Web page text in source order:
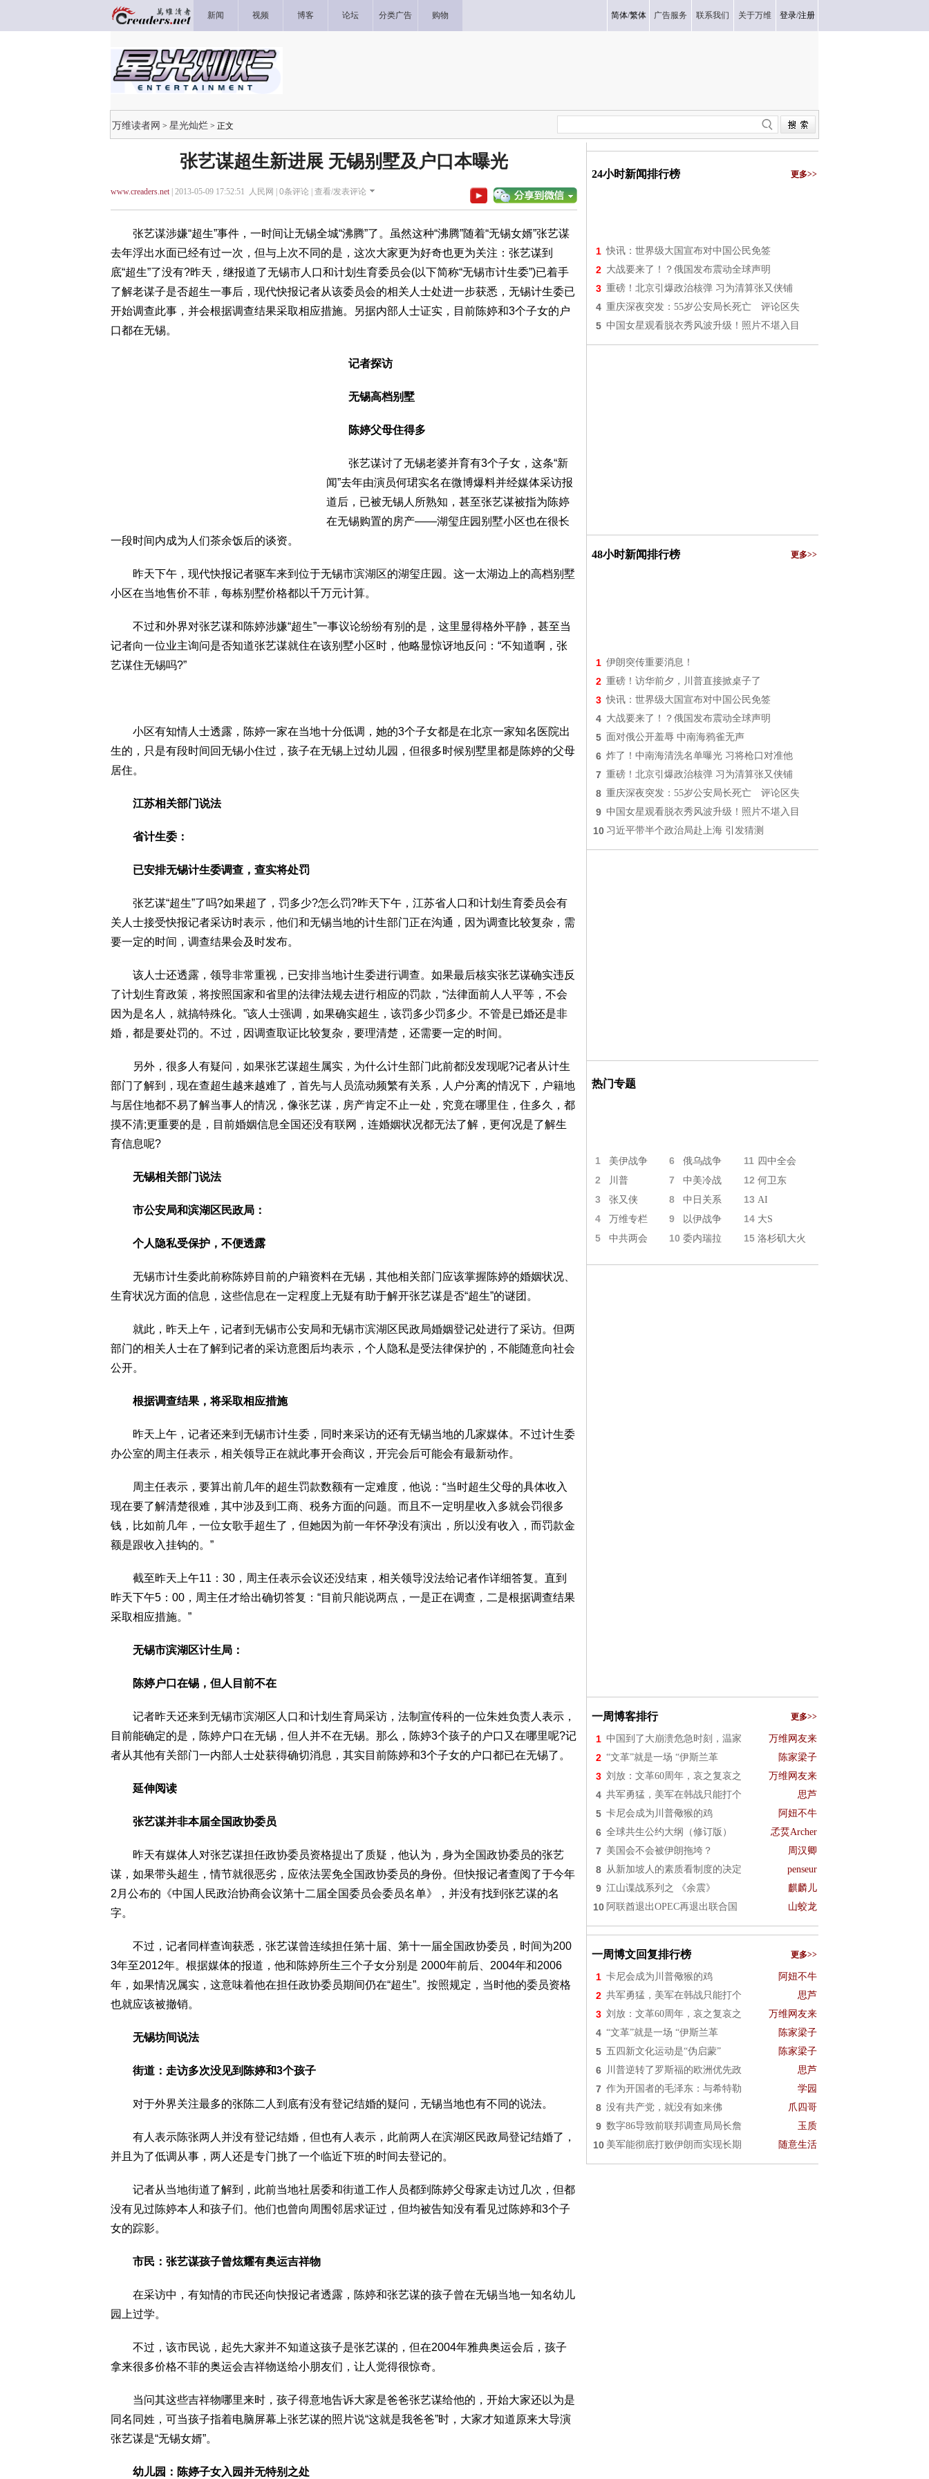
新闻 视频 博客 论坛 分类广告 购物 简体/繁体 广告服务 联系我们 关于万维 登录/注册
万维读者网 > 星光灿烂 > 正文
张艺谋超生新进展 无锡别墅及户口本曝光
www.creaders.net| 2013-05-09 17:52:51 人民网 | 0条评论 | 查看/发表评论
张艺谋涉嫌“超生”事件，一时间让无锡全城“沸腾”了。虽然这种“沸腾”随着“无锡女婿”张艺谋
去年浮出水面已经有过一次，但与上次不同的是，这次大家更为好奇也更为关注：张艺谋到
底“超生”了没有?昨天，继报道了无锡市人口和计划生育委员会(以下简称“无锡市计生委”)已着手
了解老谋子是否超生一事后，现代快报记者从该委员会的相关人士处进一步获悉，无锡计生委已
开始调查此事，并会根据调查结果采取相应措施。另据内部人士证实，目前陈婷和3个子女的户
口都在无锡。
记者探访
无锡高档别墅
陈婷父母住得多
张艺谋讨了无锡老婆并育有3个子女，这条“新
闻”去年由演员何珺实名在微博爆料并经媒体采访报
道后，已被无锡人所熟知，甚至张艺谋被指为陈婷
在无锡购置的房产——湖玺庄园别墅小区也在很长
一段时间内成为人们茶余饭后的谈资。
昨天下午，现代快报记者驱车来到位于无锡市滨湖区的湖玺庄园。这一太湖边上的高档别墅
小区在当地售价不菲，每栋别墅价格都以千万元计算。
不过和外界对张艺谋和陈婷涉嫌“超生”一事议论纷纷有别的是，这里显得格外平静，甚至当
记者向一位业主询问是否知道张艺谋就住在该别墅小区时，他略显惊讶地反问：“不知道啊，张
艺谋住无锡吗?”
小区有知情人士透露，陈婷一家在当地十分低调，她的3个子女都是在北京一家知名医院出
生的，只是有段时间回无锡小住过，孩子在无锡上过幼儿园，但很多时候别墅里都是陈婷的父母
居住。
江苏相关部门说法
省计生委：
已安排无锡计生委调查，查实将处罚
张艺谋“超生”了吗?如果超了，罚多少?怎么罚?昨天下午，江苏省人口和计划生育委员会有
关人士接受快报记者采访时表示，他们和无锡当地的计生部门正在沟通，因为调查比较复杂，需
要一定的时间，调查结果会及时发布。
该人士还透露，领导非常重视，已安排当地计生委进行调查。如果最后核实张艺谋确实违反
了计划生育政策，将按照国家和省里的法律法规去进行相应的罚款，“法律面前人人平等，不会
因为是名人，就搞特殊化。”该人士强调，如果确实超生，该罚多少罚多少。不管是已婚还是非
婚，都是要处罚的。不过，因调查取证比较复杂，要理清楚，还需要一定的时间。
另外，很多人有疑问，如果张艺谋超生属实，为什么计生部门此前都没发现呢?记者从计生
部门了解到，现在查超生越来越难了，首先与人员流动频繁有关系，人户分离的情况下，户籍地
与居住地都不易了解当事人的情况，像张艺谋，房产肯定不止一处，究竟在哪里住，住多久，都
摸不清;更重要的是，目前婚姻信息全国还没有联网，连婚姻状况都无法了解，更何况是了解生
育信息呢?
无锡相关部门说法
市公安局和滨湖区民政局：
个人隐私受保护，不便透露
无锡市计生委此前称陈婷目前的户籍资料在无锡，其他相关部门应该掌握陈婷的婚姻状况、
生育状况方面的信息，这些信息在一定程度上无疑有助于解开张艺谋是否“超生”的谜团。
就此，昨天上午，记者到无锡市公安局和无锡市滨湖区民政局婚姻登记处进行了采访。但两
部门的相关人士在了解到记者的采访意图后均表示，个人隐私是受法律保护的，不能随意向社会
公开。
根据调查结果，将采取相应措施
昨天上午，记者还来到无锡市计生委，同时来采访的还有无锡当地的几家媒体。不过计生委
办公室的周主任表示，相关领导正在就此事开会商议，开完会后可能会有最新动作。
周主任表示，要算出前几年的超生罚款数额有一定难度，他说：“当时超生父母的具体收入
现在要了解清楚很难，其中涉及到工商、税务方面的问题。而且不一定明星收入多就会罚很多
钱，比如前几年，一位女歌手超生了，但她因为前一年怀孕没有演出，所以没有收入，而罚款金
额是跟收入挂钩的。”
截至昨天上午11：30，周主任表示会议还没结束，相关领导没法给记者作详细答复。直到
昨天下午5：00，周主任才给出确切答复：“目前只能说两点，一是正在调查，二是根据调查结果
采取相应措施。”
无锡市滨湖区计生局：
陈婷户口在锡，但人目前不在
记者昨天还来到无锡市滨湖区人口和计划生育局采访，法制宣传科的一位朱姓负责人表示，
目前能确定的是，陈婷户口在无锡，但人并不在无锡。那么，陈婷3个孩子的户口又在哪里呢?记
者从其他有关部门一内部人士处获得确切消息，其实目前陈婷和3个子女的户口都已在无锡了。
延伸阅读
张艺谋并非本届全国政协委员
昨天有媒体人对张艺谋担任政协委员资格提出了质疑，他认为，身为全国政协委员的张艺
谋，如果带头超生，情节就很恶劣，应依法罢免全国政协委员的身份。但快报记者查阅了于今年
2月公布的《中国人民政治协商会议第十二届全国委员会委员名单》，并没有找到张艺谋的名
字。
不过，记者同样查询获悉，张艺谋曾连续担任第十届、第十一届全国政协委员，时间为200
3年至2012年。根据媒体的报道，他和陈婷所生三个子女分别是 2000年前后、2004年和2006
年，如果情况属实，这意味着他在担任政协委员期间仍在“超生”。按照规定，当时他的委员资格
也就应该被撤销。
无锡坊间说法
街道：走访多次没见到陈婷和3个孩子
对于外界关注最多的张陈二人到底有没有登记结婚的疑问，无锡当地也有不同的说法。
有人表示陈张两人并没有登记结婚，但也有人表示，此前两人在滨湖区民政局登记结婚了，
并且为了低调从事，两人还是专门挑了一个临近下班的时间去登记的。
记者从当地街道了解到，此前当地社居委和街道工作人员都到陈婷父母家走访过几次，但都
没有见过陈婷本人和孩子们。他们也曾向周围邻居求证过，但均被告知没有看见过陈婷和3个子
女的踪影。
市民：张艺谋孩子曾炫耀有奥运吉祥物
在采访中，有知情的市民还向快报记者透露，陈婷和张艺谋的孩子曾在无锡当地一知名幼儿
园上过学。
不过，该市民说，起先大家并不知道这孩子是张艺谋的，但在2004年雅典奥运会后，孩子
拿来很多价格不菲的奥运会吉祥物送给小朋友们，让人觉得很惊奇。
当问其这些吉祥物哪里来时，孩子得意地告诉大家是爸爸张艺谋给他的，开始大家还以为是
同名同姓，可当孩子指着电脑屏幕上张艺谋的照片说“这就是我爸爸”时，大家才知道原来大导演
张艺谋是“无锡女婿”。
幼儿园：陈婷子女入园并无特别之处
24小时新闻排行榜 更多>>
1 快讯：世界级大国宣布对中国公民免签
2 大战要来了！？俄国发布震动全球声明
3 重磅！北京引爆政治核弹 习为清算张又侠铺
4 重庆深夜突发：55岁公安局长死亡 评论区失
5 中国女星观看脱衣秀风波升级！照片不堪入目
48小时新闻排行榜 更多>>
1 伊朗突传重要消息！
2 重磅！访华前夕，川普直接掀桌子了
3 快讯：世界级大国宣布对中国公民免签
4 大战要来了！？俄国发布震动全球声明
5 面对俄公开羞辱 中南海鸦雀无声
6 炸了！中南海清洗名单曝光 习将枪口对准他
7 重磅！北京引爆政治核弹 习为清算张又侠铺
8 重庆深夜突发：55岁公安局长死亡 评论区失
9 中国女星观看脱衣秀风波升级！照片不堪入目
10 习近平带半个政治局赴上海 引发猜测
热门专题
1 美伊战争 6 俄乌战争 11 四中全会
2 川普 7 中美冷战 12 何卫东
3 张又侠 8 中日关系 13 AI
4 万维专栏 9 以伊战争 14 大S
5 中共两会 10 委内瑞拉 15 洛杉矶大火
一周博客排行 更多>>
1 中国到了大崩溃危急时刻，温家 万维网友来
2 “文革”就是一场 “伊斯兰革 陈家梁子
3 刘放：文革60周年，哀之复哀之 万维网友来
4 共军勇猛，美军在韩战只能打个 思芦
5 卡尼会成为川普儆猴的鸡 阿妞不牛
6 全球共生公约大纲（修订版） 孞烎Archer
7 美国会不会被伊朗拖垮？ 周汉卿
8 从新加坡人的素质看制度的决定 penseur
9 江山谍战系列之 《余震》 麒麟儿
10 阿联酋退出OPEC再退出联合国 山蛟龙
一周博文回复排行榜 更多>>
1 卡尼会成为川普儆猴的鸡 阿妞不牛
2 共军勇猛，美军在韩战只能打个 思芦
3 刘放：文革60周年，哀之复哀之 万维网友来
4 “文革”就是一场 “伊斯兰革 陈家梁子
5 五四新文化运动是“伪启蒙” 陈家梁子
6 川普逆转了罗斯福的欧洲优先政 思芦
7 作为开国者的毛泽东：与希特勒 学园
8 没有共产党，就没有如来佛 爪四哥
9 数字86导致前联邦调查局局长詹 玉质
10 美军能彻底打败伊朗而实现长期 随意生活